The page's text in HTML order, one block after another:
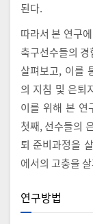
된다.
따라서 본 연구
축구선수들의 경
살펴보고, 이를
의 지침 및 은퇴
이를 위해 본 연
첫째, 선수들의
퇴 준비과정을
에서의 고충을
연구방법